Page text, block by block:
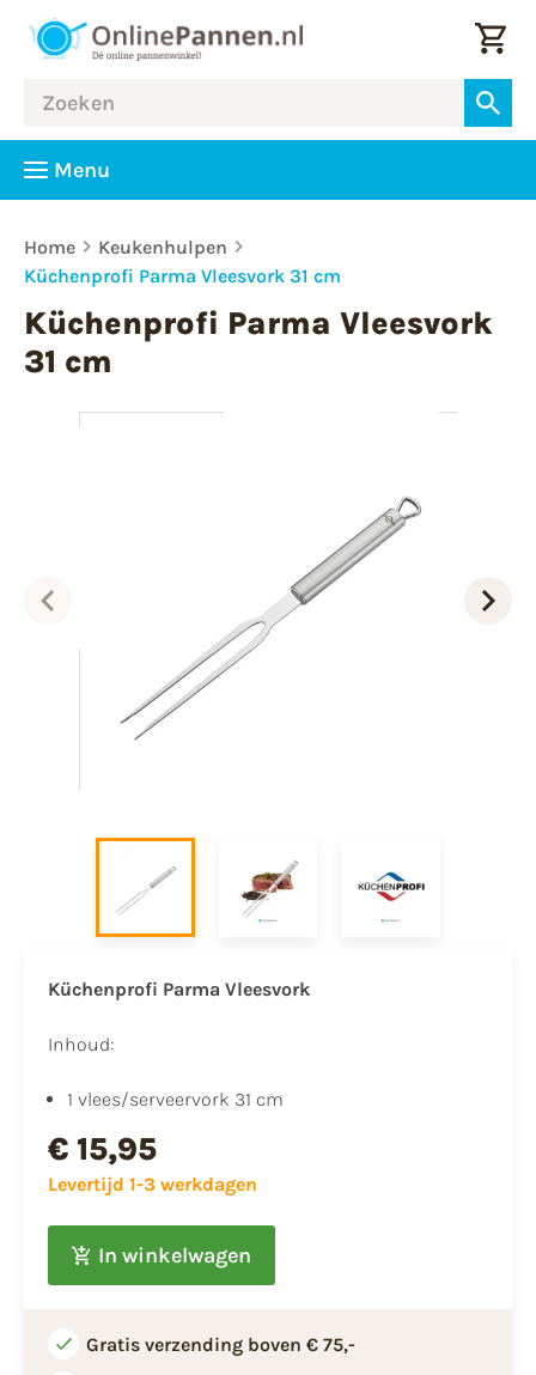
Menu
Home
Keukenhulpen
Küchenprofi Parma Vleesvork 31 cm
Küchenprofi Parma Vleesvork
31 cm
Küchenprofi Parma Vleesvork
Inhoud:
1 vlees/serveervork 31 cm
€ 15,95
Levertijd 1-3 werkdagen
In winkelwagen
Gratis verzending boven € 75,-